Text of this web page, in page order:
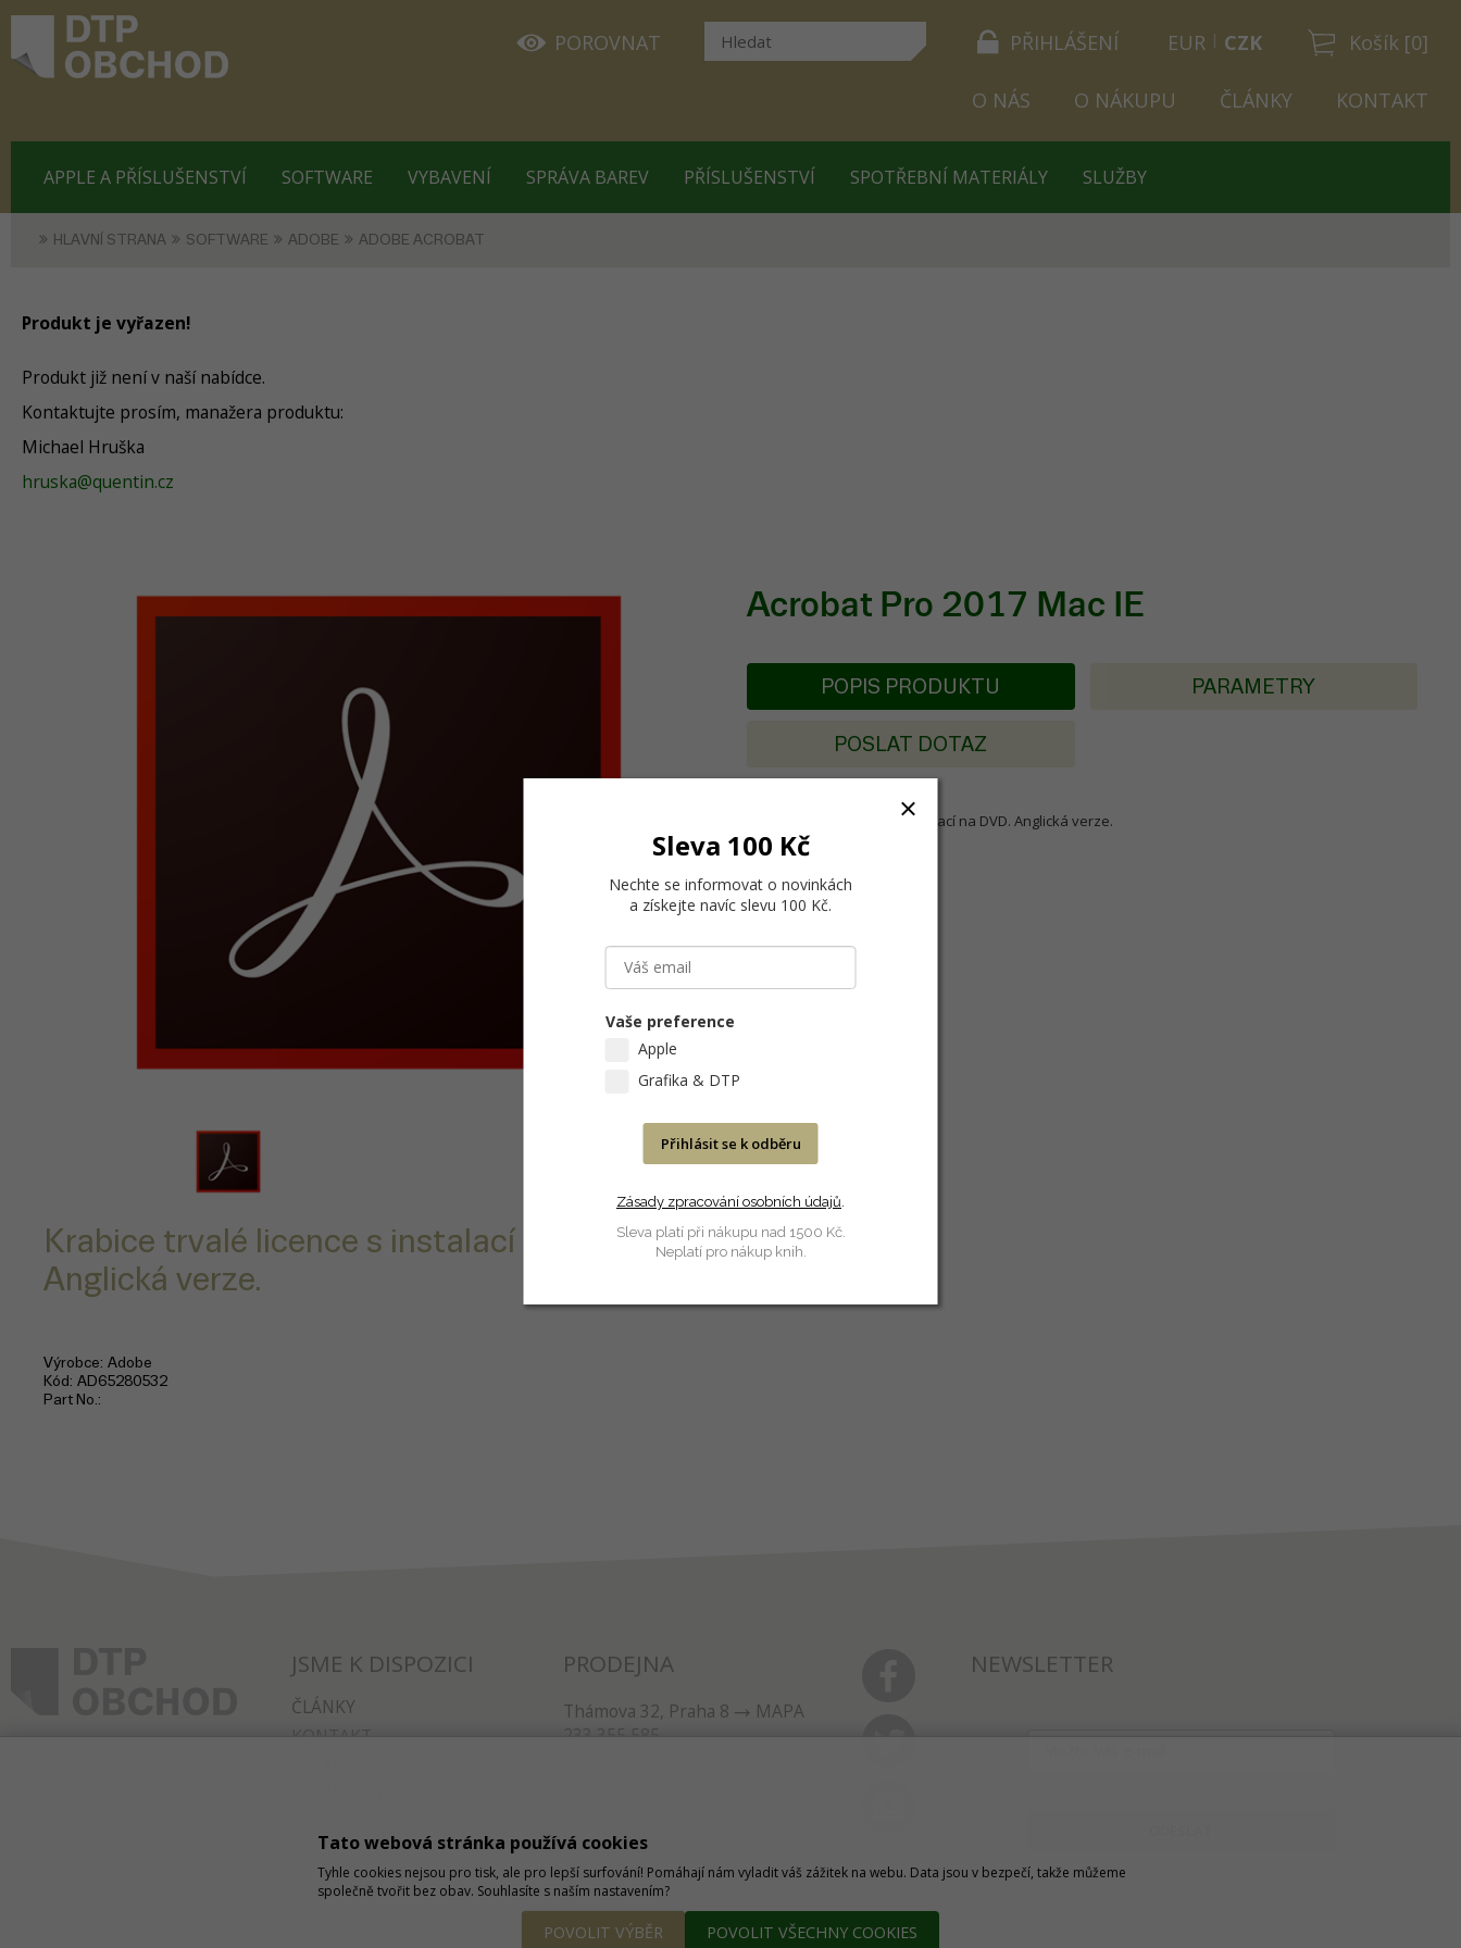
PŘIHLÁŠENÍ Košík [0]
POROVNAT EUR CZK
O NÁS O NÁKUPU ČLÁNKY KONTAKT
APPLE A PŘÍSLUŠENSTVÍ SOFTWARE VYBAVENÍ SPRÁVA BAREV PŘÍSLUŠENSTVÍ SPOTŘEBNÍ MATERIÁLY SLUŽBY
HLAVNÍ STRANA SOFTWARE ADOBE ADOBE ACROBAT
Produkt je vyřazen!
Produkt již není v naší nabídce.
Kontaktujte prosím, manažera produktu:
Michael Hruška
hruska@quentin.cz
Acrobat Pro 2017 Mac IE
Krabice trvalé licence s instalací na DVD.
Anglická verze.
Výrobce Adobe
Kód AD65280532
Part No.
POPIS PRODUKTU PARAMETRY
POSLAT DOTAZ
Krabice trvalé licence s instalací na DVD. Anglická verze.
JSME K DISPOZICI
ČLÁNKY
KONTAKT
PRODEJNA
Thámova 32, Praha 8
MAPA
233 355 585
NEWSLETTER
Tato webová stránka používá cookies
Tyhle cookies nejsou pro tisk, ale pro lepší surfování! Pomáhají nám vyladit váš zážitek na webu. Data jsou v bezpečí, takže můžeme
společně tvořit bez obav. Souhlasíte s naším nastavením?
POVOLIT VÝBĚR POVOLIT VŠECHNY COOKIES
Sleva 100 Kč
Nechte se informovat o novinkách
a získejte navíc slevu 100 Kč.
Vaše preference
Apple
Grafika & DTP
Přihlásit se k odběru
Zásady zpracování osobních údajů.
Sleva platí při nákupu nad 1500 Kč.
Neplatí pro nákup knih.